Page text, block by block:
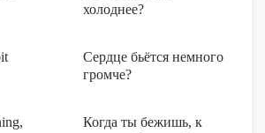
холоднее?
Сердце бьётся немного
громче?
Когда ты бежишь, к